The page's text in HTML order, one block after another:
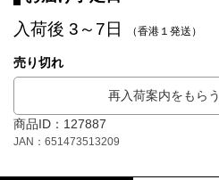
入荷後 3～7日 （香港１発送）
売り切れ
再入荷案内をもらう
商品ID：127887
JAN：651473513209